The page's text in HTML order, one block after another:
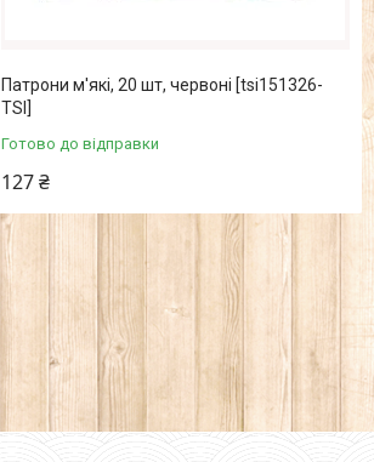
Патрони м'які, 20 шт, червоні [tsi151326-
TSI]
Готово до відправки
127 ₴